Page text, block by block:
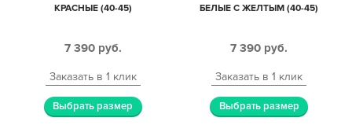
КРАСНЫЕ (40-45)
7 390 руб.
Заказать в 1 клик
Выбрать размер
БЕЛЫЕ С ЖЕЛТЫМ (40-45)
7 390 руб.
Заказать в 1 клик
Выбрать размер